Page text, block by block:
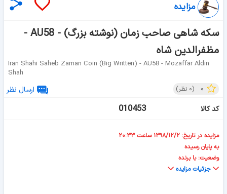
مزایده
سکه شاهی صاحب زمان (نوشته بزرگ) - AU58 -
مظفرالدین شاه
Iran Shahi Saheb Zaman Coin (Big Written) - AU58 - Mozaffar Aldin
Shah
۰ (۰ نظر)
ارسال نظر
کد کالا
010453
مزایده در تاریخ: ۱۳۹۸/۱۲/۲ ساعت ۲۰:۳۳
به پایان رسیده
وضعیت: با برنده
جزئیات مزایده